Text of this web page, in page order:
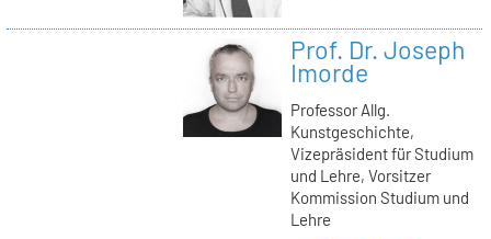
Prof. Dr. Joseph
Imorde
Professor Allg.
Kunstgeschichte,
Vizepräsident für Studium
und Lehre, Vorsitzer
Kommission Studium und
Lehre